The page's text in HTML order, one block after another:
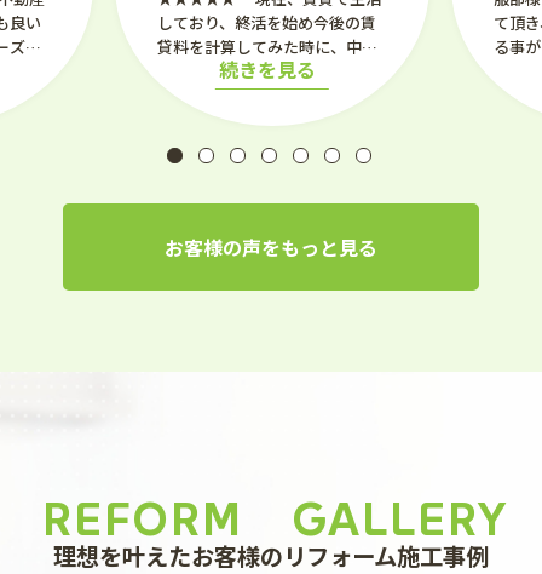
良い
ズ
で分
と
しており、終活を始め今後の賃
貸料を計算してみた時に、中古
マンションか中古住宅を考え、
一度見学してみようと思い、と
ても良い御縁があり小板橋さん
に出会い、とても良い物件を紹
介して頂く事が出来ました。親
下さり、感謝しております。今
後も沢山の方に良い御縁があり
ます様に。 【ご利用内容】購入
続きを見る
て頂
る事
お客様の声をもっと見る
REFORM GALLERY
理想を叶えたお客様のリフォーム施工事例